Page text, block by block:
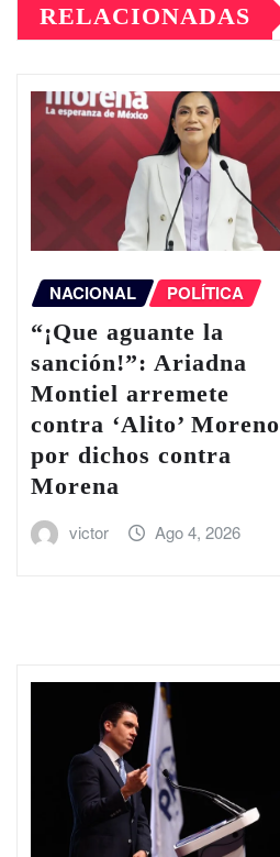
RELACIONADAS
NACIONAL POLÍTICA
“¡Que aguante la
sanción!”: Ariadna
Montiel arremete
contra ‘Alito’ Moreno
por dichos contra
Morena
victor Ago 4, 2026